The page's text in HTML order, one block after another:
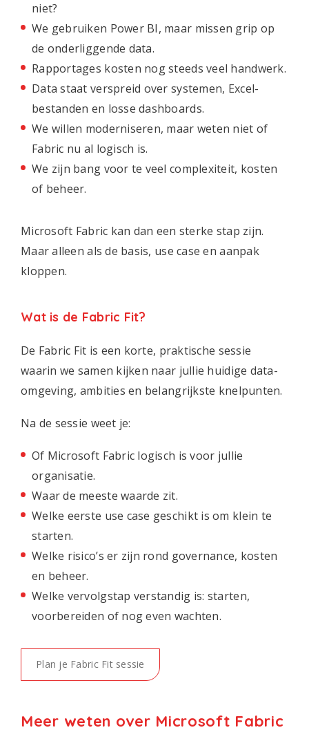
niet?
We gebruiken Power BI, maar missen grip op
de onderliggende data.
Rapportages kosten nog steeds veel handwerk.
Data staat verspreid over systemen, Excel-
bestanden en losse dashboards.
We willen moderniseren, maar weten niet of
Fabric nu al logisch is.
We zijn bang voor te veel complexiteit, kosten
of beheer.
Microsoft Fabric kan dan een sterke stap zijn.
Maar alleen als de basis, use case en aanpak
kloppen.
Wat is de Fabric Fit?
De Fabric Fit is een korte, praktische sessie
waarin we samen kijken naar jullie huidige data-
omgeving, ambities en belangrijkste knelpunten.
Na de sessie weet je:
Of Microsoft Fabric logisch is voor jullie
organisatie.
Waar de meeste waarde zit.
Welke eerste use case geschikt is om klein te
starten.
Welke risico’s er zijn rond governance, kosten
en beheer.
Welke vervolgstap verstandig is: starten,
voorbereiden of nog even wachten.
Plan je Fabric Fit sessie
Meer weten over Microsoft Fabric